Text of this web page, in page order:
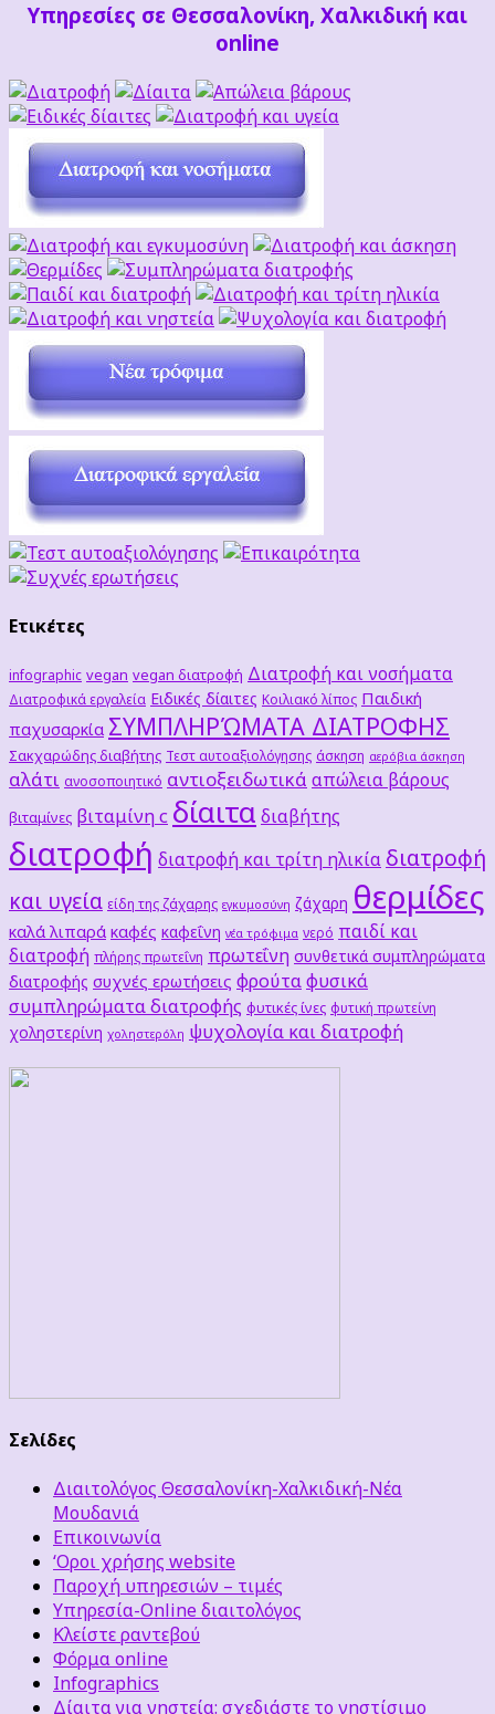
Υπηρεσίες σε Θεσσαλονίκη, Χαλκιδική και
online
Ετικέτες
infographic vegan vegan διατροφή Διατροφή και νοσήματα
Διατροφικά εργαλεία Ειδικές δίαιτες Κοιλιακό λίπος Παιδική
παχυσαρκία ΣΥΜΠΛΗΡΏΜΑΤΑ ΔΙΑΤΡΟΦΗΣ
Σακχαρώδης διαβήτης Τεστ αυτοαξιολόγησης άσκηση αερόβια άσκηση
αλάτι ανοσοποιητικό αντιοξειδωτικά απώλεια βάρους
βιταμίνες βιταμίνη c δίαιτα διαβήτης
διατροφή διατροφή και τρίτη ηλικία διατροφή
και υγεία είδη της ζάχαρης εγκυμοσύνη ζάχαρη θερμίδες
καλά λιπαρά καφές καφεΐνη νέα τρόφιμα νερό παιδί και
διατροφή πλήρης πρωτεΐνη πρωτεΐνη συνθετικά συμπληρώματα
διατροφής συχνές ερωτήσεις φρούταφυσικά
συμπληρώματα διατροφής φυτικές ίνες φυτική πρωτείνη
χοληστερίνη χοληστερόλη ψυχολογία και διατροφή
Σελίδες
Διαιτολόγος Θεσσαλονίκη-Χαλκιδική-Νέα
Μουδανιά
Επικοινωνία
‘Οροι χρήσης website
Παροχή υπηρεσιών – τιμές
Υπηρεσία-Online διαιτολόγος
Κλείστε ραντεβού
Φόρμα online
Infographics
Δίαιτα για νηστεία: σχεδιάστε το νηστίσιμο